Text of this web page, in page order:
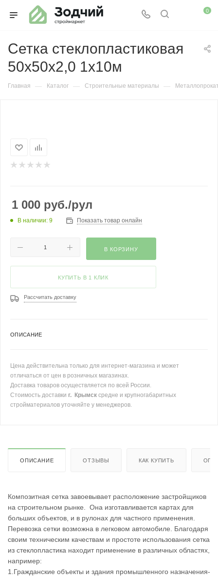
0
Сетка стеклопластиковая
50х50х2,0 1х10м
Главная — Каталог — Строительные материалы —
1 000 руб./рул
В наличии: 9 Показать товар онлайн
В КОРЗИНУ
КУПИТЬ В 1 КЛИК
Рассчитать доставку
ОПИСАНИЕ
Цена действительна только для интернет-магазина и может
отличаться от цен в розничных магазинах.
Доставка товаров осуществляется по всей России.
Стоимость доставки г. Крымск средне и крупногабаритных
стройматериалов уточняйте у менеджеров.
ОПИСАНИЕ ОТЗЫВЫ КАК КУПИТЬ
Композитная сетка завоевывает расположение застройщиков
на строительном рынке. Она изготавливается картах для
больших объектов, и в рулонах для частного применения.
Перевозка сетки возможна в легковом автомобиле. Благодаря
своим техническим качествам и простоте использования сетка
из стеклопластика находит применение в различных областях,
например:
1.Гражданские объекты и здания промышленного назначения-